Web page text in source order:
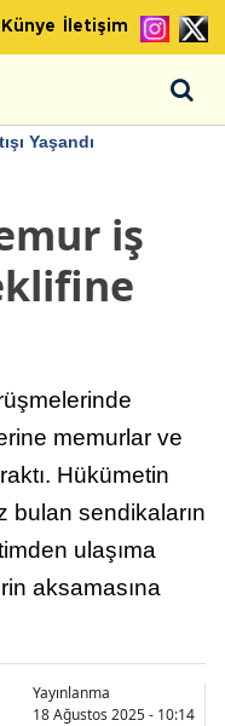
Künye İletişim
Yaşandı
iş
memurlar ve
Hükümetin
bulan sendikaların
ulaşıma
aksamasına
Yayınlanma
18 Ağustos 2025 - 10:14